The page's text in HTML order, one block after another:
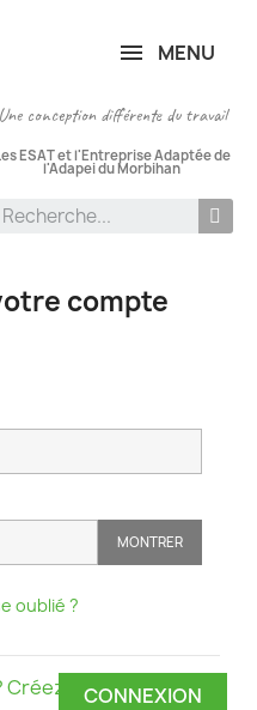
MENU
Une conception différente du travail
ESAT et l'Entreprise Adaptée de
l'Adapei du Morbihan
compte
MONTRER
oublié ?
CONNEXION
Créez-en un